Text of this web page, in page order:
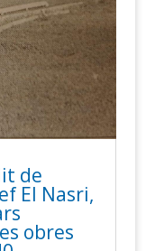
de
El Nasri,
obres